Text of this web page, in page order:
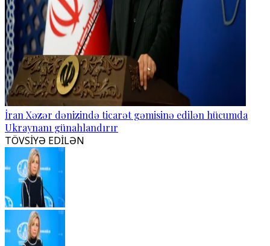
İran Xəzər dənizində ticarət gəmisinə edilən hücumda
Ukraynanı günahlandırır
TÖVSİYƏ EDİLƏN